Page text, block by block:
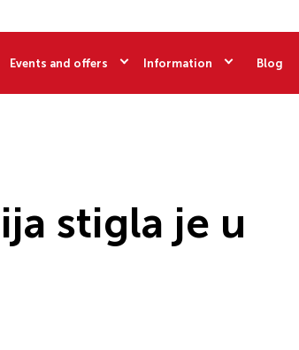
Events and offers Information Blog
stigla je u